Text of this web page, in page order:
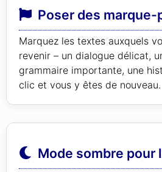
Poser des marque-
Marquez les textes auxquels
revenir – un dialogue délicat,
grammaire importante, une
clic et vous y êtes de nouveau.
Mode sombre pour